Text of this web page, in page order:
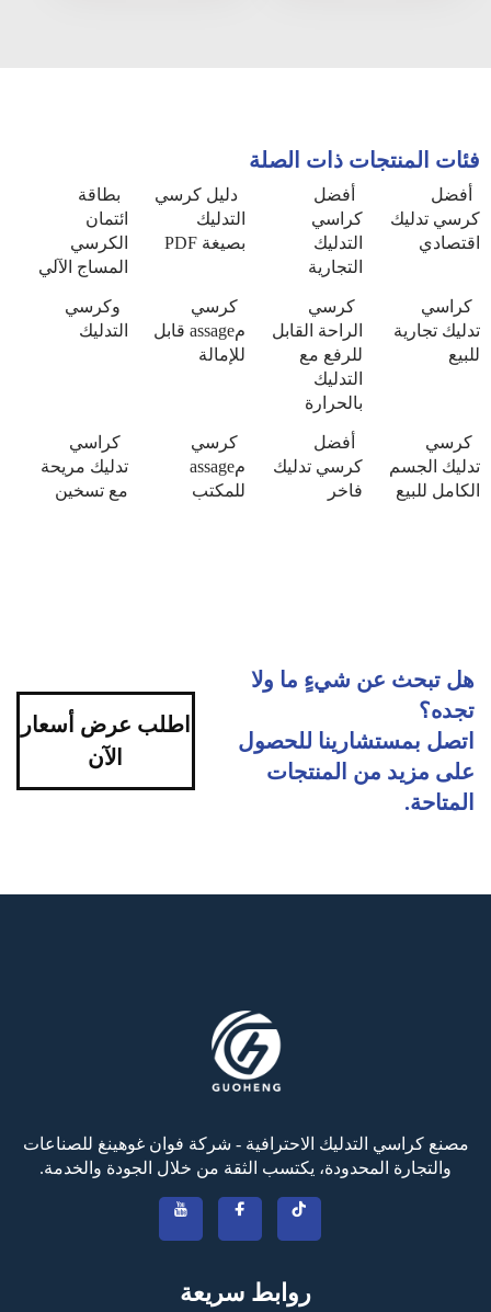
فئات المنتجات ذات الصلة
أفضل
كرسي تدليك
اقتصادي
أفضل
كراسي
التدليك
التجارية
دليل كرسي
التدليك
بصيغة PDF
بطاقة
ائتمان
الكرسي
المساج الآلي
كراسي
تدليك تجارية
للبيع
كرسي
الراحة القابل
للرفع مع
التدليك
بالحرارة
كرسي
مassage قابل
للإمالة
وكرسي
التدليك
كرسي
تدليك الجسم
الكامل للبيع
أفضل
كرسي تدليك
فاخر
كرسي
مassage
للمكتب
كراسي
تدليك مريحة
مع تسخين
هل تبحث عن شيءٍ ما ولا
تجده؟
اتصل بمستشارينا للحصول
على مزيد من المنتجات
المتاحة.
اطلب عرض أسعار
الآن
مصنع كراسي التدليك الاحترافية - شركة فوان غوهينغ للصناعات
والتجارة المحدودة، يكتسب الثقة من خلال الجودة والخدمة.
روابط سريعة